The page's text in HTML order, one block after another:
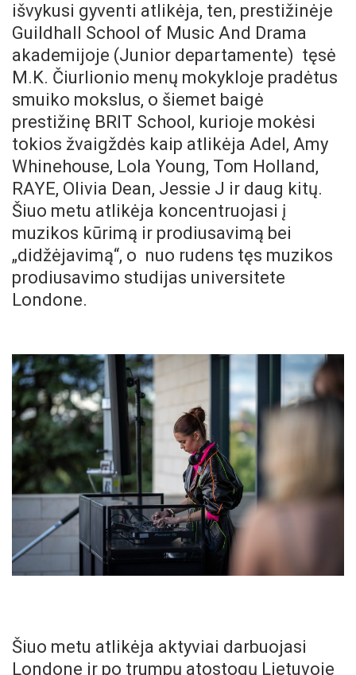
išvykusi gyventi atlikėja, ten, prestižinėje
Guildhall School of Music And Drama
akademijoje (Junior departamente) tęsė
M.K. Čiurlionio menų mokykloje pradėtus
smuiko mokslus, o šiemet baigė
prestižinę BRIT School, kurioje mokėsi
tokios žvaigždės kaip atlikėja Adel, Amy
Whinehouse, Lola Young, Tom Holland,
RAYE, Olivia Dean, Jessie J ir daug kitų.
Šiuo metu atlikėja koncentruojasi į
muzikos kūrimą ir prodiusavimą bei
„didžėjavimą“, o nuo rudens tęs muzikos
prodiusavimo studijas universitete
Londone.
Šiuo metu atlikėja aktyviai darbuojasi
Londone ir po trumpų atostogų Lietuvoje